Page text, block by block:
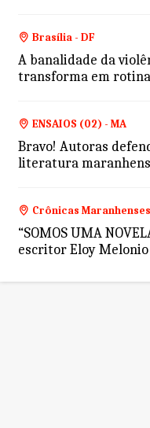
Brasília - DF
A banalidade da
transforma em
ENSAIOS (02) - MA
Bravo! Autoras
literatura
Crônicas
“SOMOS UMA
escritor Eloy Melonio